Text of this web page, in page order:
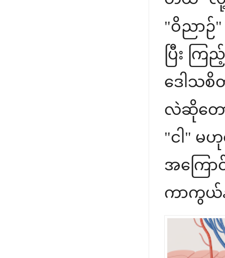
"ဝိညာဉ်"
ပြီး
ဒေါသစိ
လဲဆိုတော့
"ငါ" မ
အကြော
ကာကွယ်န